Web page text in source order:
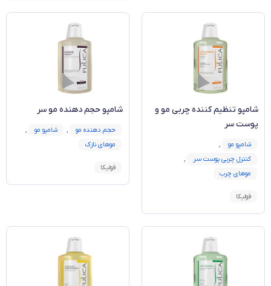
شامپو تنظیم کننده چربی مو و
پوست سر
شامپو مو
,
کنترل چربی پوست سر
,
موهای چرب
فولیکا
شامپو حجم دهنده‌ مو سر
حجم دهنده مو , شامپو مو
,
موهای نازک
فولیکا